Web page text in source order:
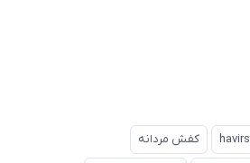
کفش مردانه